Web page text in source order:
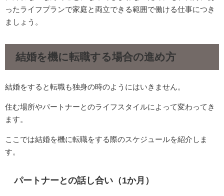
ったライフプランで家庭と両立できる範囲で働ける仕事につき
ましょう。
結婚を機に転職する場合の進め方
結婚をすると転職も独身の時のようにはいきません。
住む場所やパートナーとのライフスタイルによって変わってき
ます。
ここでは結婚を機に転職をする際のスケジュールを紹介しま
す。
パートナーとの話し合い（1か月）